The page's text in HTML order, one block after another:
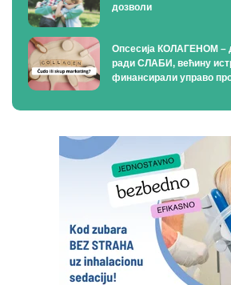
дозволи
Опсесија КОЛАГЕНОМ –
ради СЛАБИ, већину
финансирали управо